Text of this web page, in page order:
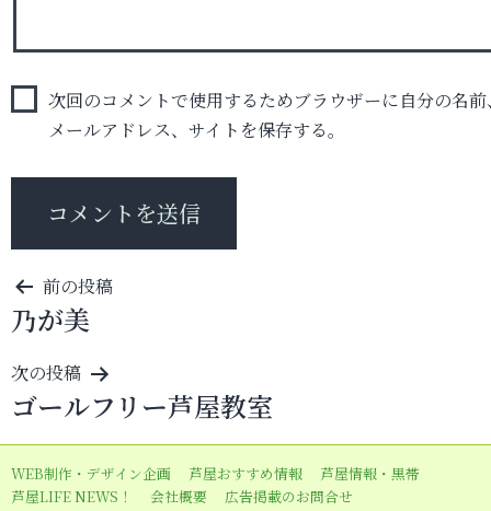
次回のコメントで使用するためブラウザーに自分の名前
メールアドレス、サイトを保存する。
投
稿
ナ
ビ
ゲ
ー
シ
前の投稿
乃が美
次の投稿
ゴールフリー芦屋教室
WEB制作・デザイン企画 芦屋おすすめ情報
芦屋情報・黒帯
芦屋LIFE NEWS！
会社概要 広告掲載のお問合せ